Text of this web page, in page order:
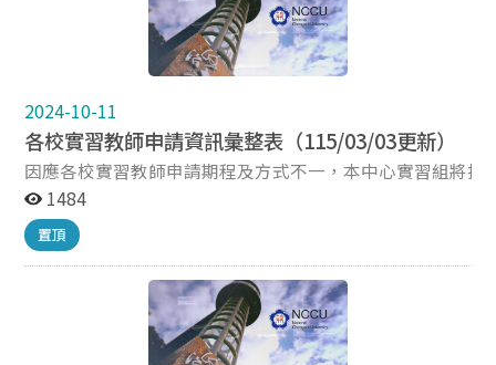
教育實習輔導工作實施要點 二、補助資格：以本校115學
年度第1學期教育實習學生（須通過教育部教師資格考
試），且申請時符合戶籍所在地直轄市、縣（市）主管機
助期程：115年8月至116年1月。 四、補助金額：每人每
月補助新臺幣1萬元，至多支領6個月。 五、補助說明：
受補助者，以補助一次為限，不得重複申請補助。 實習當
月份請假超過10日者（不含公假），該月份不予補助。
終止實習者，應停止補助。但其重新申請實習後，得申請
未曾受領補助之月份。 延長實習之月份，不予補助。
六、申請時間：自即日起至 115年7月31日（星期五）
學生助學金申請表」（如附件）及備妥相關證明文件後，
於期限內繳交或掛號郵寄至師培中心實習組，逾時恕不受
2024-10-11
各校實習教師申請資訊彙整表（115/03/03更新）
因應各校實習教師申請期程及方式不一，本中心實習組將持
近年度各國、高中實習教師申請或甄選資訊，以協助本校實
自覓實習學校。 彙整表網址如下，詳細資訊請以各校網站公告為準。 ✦
實習教師申請資訊彙整表：
https://docs.google.com/spreadsheets/d/
u_0OBc6Ddz/edit?
1484
置頂